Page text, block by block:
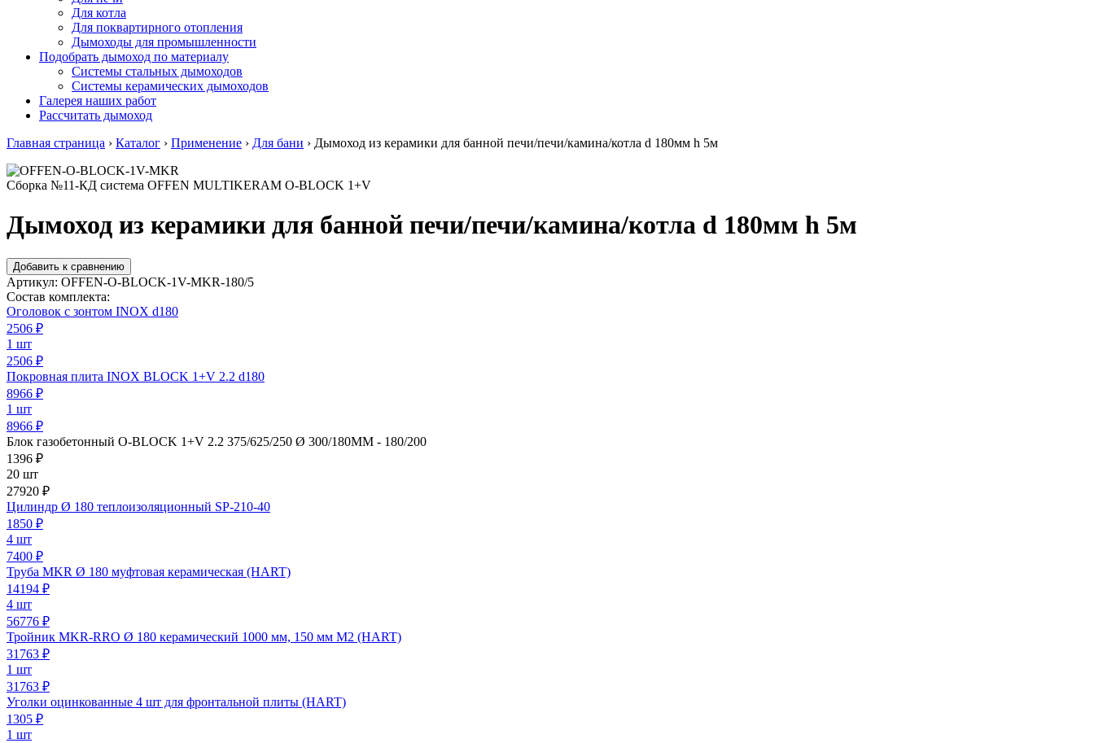
Для котла
Для поквартирного отопления
Дымоходы для промышленности
Подобрать дымоход по материалу
Системы стальных дымоходов
Системы керамических дымоходов
Галерея наших работ
Рассчитать дымоход
Главная страница › Каталог › Применение › Для бани › Дымоход из керамики для банной печи/печи/камина/котла d 180мм h 5м
Сборка №11-КД система OFFEN MULTIKERAM O-BLOCK 1+V
Дымоход из керамики для банной печи/печи/камина/котла d 180мм h 5м
Добавить к сравнению
Артикул: OFFEN-O-BLOCK-1V-MKR-180/5
Состав комплекта:
Оголовок с зонтом INOX d180
2506 ₽
1 шт
2506 ₽
Покровная плита INOX BLOCK 1+V 2.2 d180
8966 ₽
1 шт
8966 ₽
Блок газобетонный O-BLOCK 1+V 2.2 375/625/250 Ø 300/180MM - 180/200
1396 ₽
20 шт
27920 ₽
Цилиндр Ø 180 теплоизоляционный SP-210-40
1850 ₽
4 шт
7400 ₽
Труба MKR Ø 180 муфтовая керамическая (HART)
14194 ₽
4 шт
56776 ₽
Тройник MKR-RRO Ø 180 керамический 1000 мм, 150 мм М2 (HART)
31763 ₽
1 шт
31763 ₽
Уголки оцинкованные 4 шт для фронтальной плиты (HART)
1305 ₽
1 шт